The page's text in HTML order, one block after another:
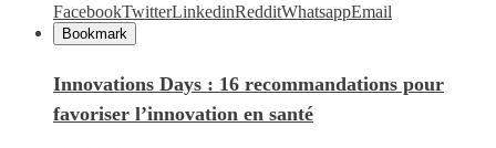
FacebookTwitterLinkedinRedditWhatsappEmail
Bookmark
Innovations Days : 16 recommandations pour
favoriser l’innovation en santé